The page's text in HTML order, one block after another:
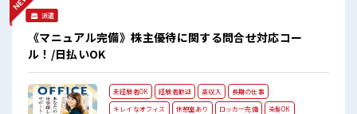
派遣
《マニュアル完備》株主優待に関する問合せ対応コー
ル！/日払いOK
未経験者OK 経験者歓迎 高収入
長期の仕事
キレイなオフィス
休憩室あり ロッカー完備
染髪OK